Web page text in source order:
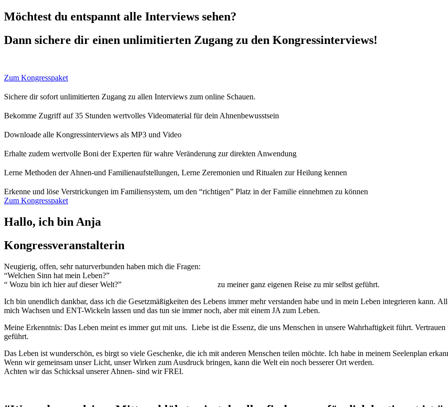
Möchtest du entspannt alle Interviews sehen?
Dann sichere dir einen unlimitierten Zugang zu den Kongressinterviews!
Zum Kongresspaket
Sichere dir sofort unlimitierten Zugang zu allen Interviews zum online Schauen.
Bekomme Zugriff auf 35 Stunden wertvolles Videomaterial für dein Ahnenbewusstsein
Downloade alle Kongressinterviews als MP3 und Video
Erhalte zudem wertvolle Boni der Experten für wahre Veränderung zur direkten Anwendung
Lerne Methoden der Ahnen-und Familienaufstellungen, Lerne Zeremonien und Ritualen zur Heilung kennen
Erkenne und löse Verstrickungen im Familiensystem, um den “richtigen” Platz in der Familie einnehmen zu können
Zum Kongresspaket
Hallo, ich bin Anja
Kongressveranstalterin
Neugierig, offen, sehr naturverbunden haben mich die Fragen:
“Welchen Sinn hat mein Leben?”
“ Wozu bin ich hier auf dieser Welt?” zu meiner ganz eigenen Reise zu mir selbst geführt.
Ich bin unendlich dankbar, dass ich die Gesetzmäßigkeiten des Lebens immer mehr verstanden habe und in mein Leben integrieren kann. All
mich Wachsen und ENT-Wickeln lassen und das tun sie immer noch, aber mit einem JA zum Leben.
Meine Erkenntnis: Das Leben meint es immer gut mit uns. Liebe ist die Essenz, die uns Menschen in unsere Wahrhaftigkeit führt.
geführt.
Das Leben ist wunderschön, es birgt so viele Geschenke, die ich mit anderen Menschen teilen möchte. Ich habe in meinem Seelenplan
Wenn wir gemeinsam unser Licht, unser Wirken zum Ausdruck bringen, kann die Welt ein noch besserer Ort werden.
Achten wir das Schicksal unserer Ahnen- sind wir FREI.